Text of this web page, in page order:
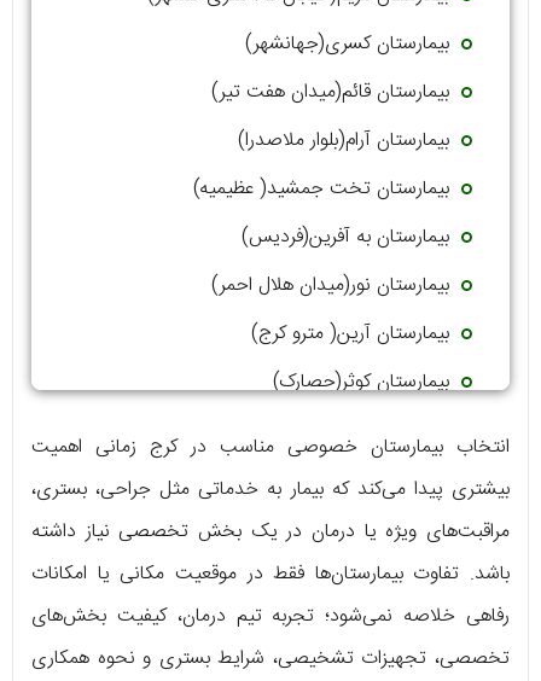
بیمارستان کسری(جهانشهر)
بیمارستان قائم(میدان هفت تیر)
بیمارستان آرام(بلوار ملاصدرا)
بیمارستان تخت جمشید( عظیمیه)
بیمارستان به آفرین(فردیس)
بیمارستان نور(میدان هلال احمر)
بیمارستان آرین( مترو کرج)
بیمارستان کوثر(حصارک)
بیمارستان شهید رجایی(چهار راه طالقانی)
انتخاب بیمارستان خصوصی مناسب در کرج زمانی اهمیت
بیشتری پیدا می‌کند که بیمار به خدماتی مثل جراحی، بستری،
مراقبت‌های ویژه یا درمان در یک بخش تخصصی نیاز داشته
باشد. تفاوت بیمارستان‌ها فقط در موقعیت مکانی یا امکانات
رفاهی خلاصه نمی‌شود؛ تجربه تیم درمان، کیفیت بخش‌های
تخصصی، تجهیزات تشخیصی، شرایط بستری و نحوه همکاری